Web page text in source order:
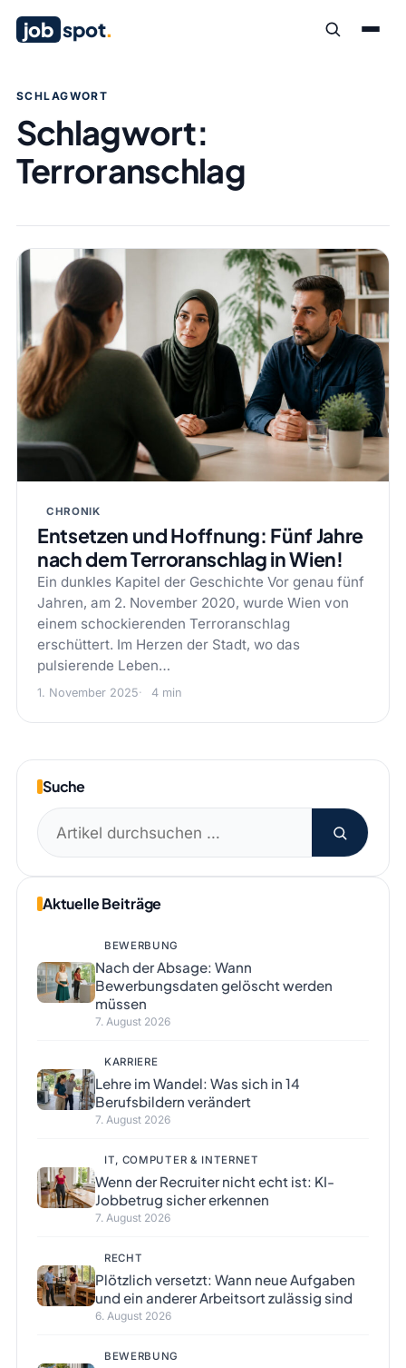
job spot.
SCHLAGWORT
Schlagwort:
Terroranschlag
CHRONIK
Entsetzen und Hoffnung: Fünf Jahre
nach dem Terroranschlag in Wien!
Ein dunkles Kapitel der Geschichte Vor genau fünf
Jahren, am 2. November 2020, wurde Wien von
einem schockierenden Terroranschlag
erschüttert. Im Herzen der Stadt, wo das
pulsierende Leben…
1. November 2025 4 min
Suche
Suchen
nach:
Aktuelle Beiträge
BEWERBUNG
Nach der Absage: Wann
Bewerbungsdaten gelöscht werden
müssen
7. August 2026
KARRIERE
Lehre im Wandel: Was sich in 14
Berufsbildern verändert
7. August 2026
IT, COMPUTER & INTERNET
Wenn der Recruiter nicht echt ist: KI-
Jobbetrug sicher erkennen
7. August 2026
RECHT
Plötzlich versetzt: Wann neue Aufgaben
und ein anderer Arbeitsort zulässig sind
6. August 2026
BEWERBUNG